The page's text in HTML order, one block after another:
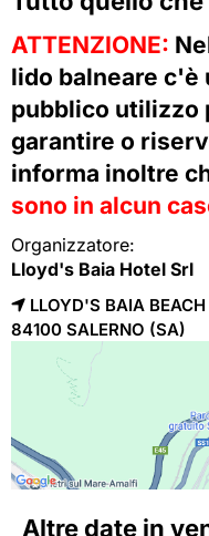
ATTENZIONE:
lido balneare c'è
pubblico utilizzo
garantire o
informa inoltre
sono in alcun
Organizzatore:
Lloyd's Baia Hotel Srl
LLOYD'S BAIA
84100 SALERNO (SA)
Altre date in